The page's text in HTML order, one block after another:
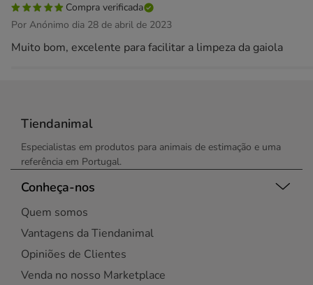
Compra verificada
Por Anónimo dia 28 de abril de 2023
Muito bom, excelente para facilitar a limpeza da gaiola
Tiendanimal
Especialistas em produtos para animais de estimação e uma
referência em Portugal.
Conheça-nos
Quem somos
Vantagens da Tiendanimal
Opiniões de Clientes
Venda no nosso Marketplace